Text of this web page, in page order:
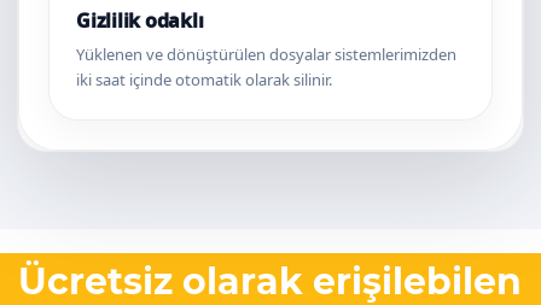
Gizlilik odaklı
Yüklenen ve dönüştürülen dosyalar sistemlerimizden
iki saat içinde otomatik olarak silinir.
Ücretsiz olarak erişilebilen